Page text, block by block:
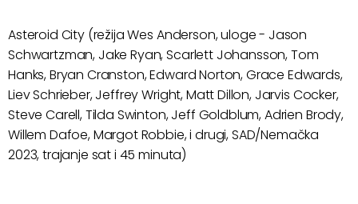
Asteroid City (režija Wes Anderson, uloge - Jason
Schwartzman, Jake Ryan, Scarlett Johansson, Tom
Hanks, Bryan Cranston, Edward Norton, Grace Edwards,
Liev Schrieber, Jeffrey Wright, Matt Dillon, Jarvis Cocker,
Steve Carell, Tilda Swinton, Jeff Goldblum, Adrien Brody,
Willem Dafoe, Margot Robbie, i drugi, SAD/Nemačka
2023, trajanje sat i 45 minuta)